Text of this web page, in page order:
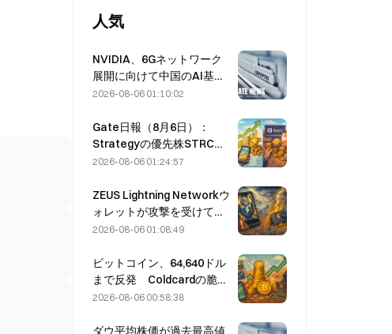
人気
NVIDIA、6Gネットワーク
展開に向けて中国のAI基地
局サプライヤーを模索
2026-08-06 01:10:02
Gate日報（8月6日）：
Strategyの優先株STRCが
力強く反発、Blockが2026
げる
2026-08-06 01:24:57
ZEUS Lightning Networkウ
ォレットが攻撃を受けて一
時停止、公式はユーザー資
2026-08-06 01:08:49
ビットコイン、64,640ドル
まで反発 Coldcardの脆弱
性を受け、アクティブウォ
準に達する
2026-08-06 00:58:38
ダウ平均株価が過去最高値